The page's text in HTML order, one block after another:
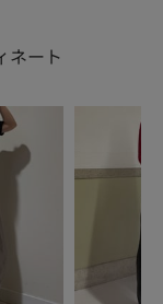
ネート